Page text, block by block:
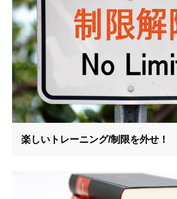
楽しいトレーニング/制限を外せ！